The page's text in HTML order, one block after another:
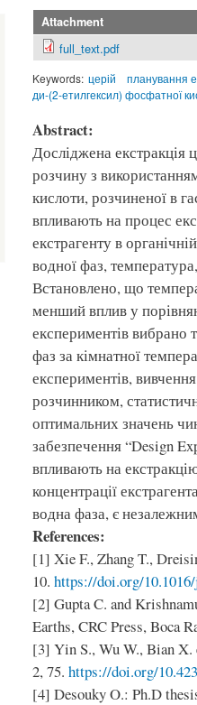
Attachment
full_text.pdf
Keywords: церій
планування
ди-(2-етилгексил) фосфатної
Abstract:
Досліджена
розчину з
кислоти, розчиненої в
впливають на процес
екстрагенту в
водної фаз,
Встановлено, що
менший вплив у
експериментів вибрано
фаз за кімнатної
експериментів,
розчинником,
оптимальних значень
забезпечення “Design
впливають на
концентрації
водна фаза, є
References:
[1] Xie F., Zhang T.,
10. https://doi.org/
[2] Gupta C. and
Earths, CRC Press, Boca
[3] Yin S., Wu W., Bian
2, 75. https://doi.org/
[4] Desouky O.: Ph.D